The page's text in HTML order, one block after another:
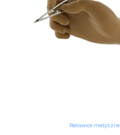
Rękawice medyczne